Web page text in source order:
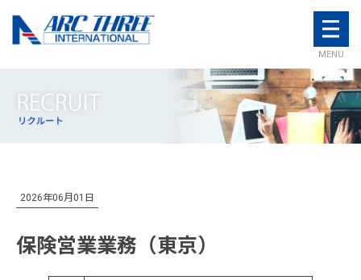
MENU
2026年06月01日
保険営業業務（東京）